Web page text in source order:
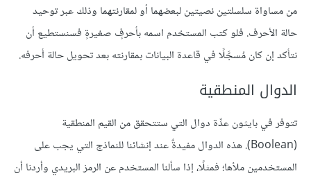
من مساواة سلسلتين نصيتين لبعضهما أو لمقارنتهما وذلك عبر توحيد
حالة الأحرف. فلو كتب المستخدم اسمه بأحرفٍ صغيرةٍ فسنستطيع أن
نتأكد إن كان مُسجَّلًا في قاعدة البيانات بمقارنته بعد تحويل حالة أحرفه.
الدوال المنطقية
تتوفر في بايثون عدِّة دوال التي ستتحقق من القيم المنطقية
(Boolean). هذه الدوال مفيدةٌ عند إنشائنا للنماذج التي يجب على
المستخدمين ملأها؛ فمثلًا، إذا سألنا المستخدم عن الرمز البريدي وأردنا أن